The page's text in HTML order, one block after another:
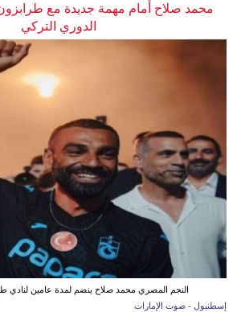
محمد صلاح أمام مهمة جديدة مع
الدوري التركي
النجم المصري محمد صلاح ينضم لمدة عامين لنادي
إسطنبول - صوت الإمارات